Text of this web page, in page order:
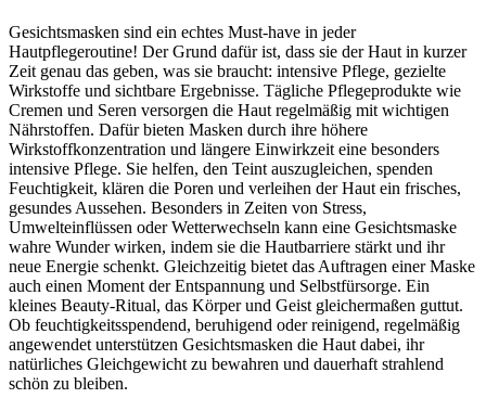
Gesichtsmasken sind ein echtes Must-have in jeder
Hautpflegeroutine! Der Grund dafür ist, dass sie der Haut in kurzer
Zeit genau das geben, was sie braucht: intensive Pflege, gezielte
Wirkstoffe und sichtbare Ergebnisse. Tägliche Pflegeprodukte wie
Cremen und Seren versorgen die Haut regelmäßig mit wichtigen
Nährstoffen. Dafür bieten Masken durch ihre höhere
Wirkstoffkonzentration und längere Einwirkzeit eine besonders
intensive Pflege. Sie helfen, den Teint auszugleichen, spenden
Feuchtigkeit, klären die Poren und verleihen der Haut ein frisches,
gesundes Aussehen. Besonders in Zeiten von Stress,
Umwelteinflüssen oder Wetterwechseln kann eine Gesichtsmaske
wahre Wunder wirken, indem sie die Hautbarriere stärkt und ihr
neue Energie schenkt. Gleichzeitig bietet das Auftragen einer Maske
auch einen Moment der Entspannung und Selbstfürsorge. Ein
kleines Beauty-Ritual, das Körper und Geist gleichermaßen guttut.
Ob feuchtigkeitsspendend, beruhigend oder reinigend, regelmäßig
angewendet unterstützen Gesichtsmasken die Haut dabei, ihr
natürliches Gleichgewicht zu bewahren und dauerhaft strahlend
schön zu bleiben.